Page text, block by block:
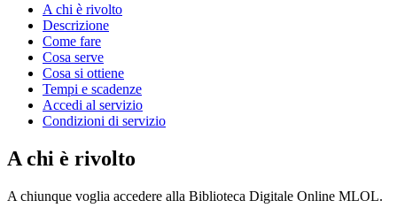
A chi è rivolto
Descrizione
Come fare
Cosa serve
Cosa si ottiene
Tempi e scadenze
Accedi al servizio
Condizioni di servizio
A chi è rivolto
A chiunque voglia accedere alla Biblioteca Digitale Online MLOL.